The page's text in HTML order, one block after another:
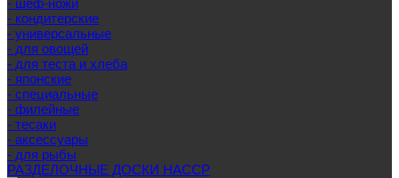
- шеф-ножи
- кондитерские
- универсальные
- для овощей
- для теста и хлеба
- японские
- специальные
- филейные
- тесаки
- аксессуары
- для рыбы
РАЗДЕЛОЧНЫЕ ДОСКИ HACCP